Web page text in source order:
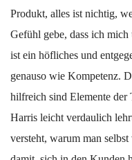
Produkt, alles ist nichtig,
Gefühl gebe, dass ich
ist ein höfliches und
genauso wie Kompetenz.
hilfreich sind Elemente der
Harris leicht verdaulich
versteht, warum man